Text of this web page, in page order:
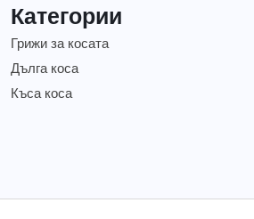
Категории
Грижи за косата
Дълга коса
Къса коса